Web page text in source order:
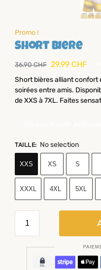
Promo !
Short biere
36.90CHF 29.99 CHF
Short bières alliant confort
soirées entre amis.
de XXS à 7XL. Faites
TAILLE: No selection
XXS XS S
XXXL 4XL 5XL